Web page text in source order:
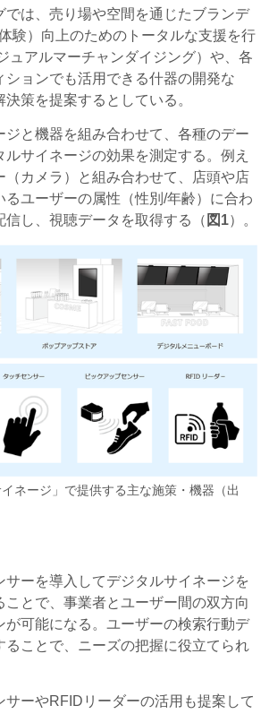
は、売り場や空間を通じたブランデ
験）向上のためのトータルな支援を行
ュアルマーチャンダイジング）や、各
ションでも活用できる什器の開発な
策を提案するとしている。
と機器を組み合わせて、各種のデー
ルサイネージの効果を測定する。例え
（カメラ）と組み合わせて、店頭や店
るユーザーの属性（性別/年齢）に合わ
信し、視聴データを取得する（ 図1）。
ネージ」で提供する主な施策・機器（出
ーを導入してデジタルサイネージを
ことで、事業者とユーザー間の双方向
が可能になる。ユーザーの検索行動デ
ることで、ニーズの把握に役立てられ
ーやRFIDリーダーの活用も提案して